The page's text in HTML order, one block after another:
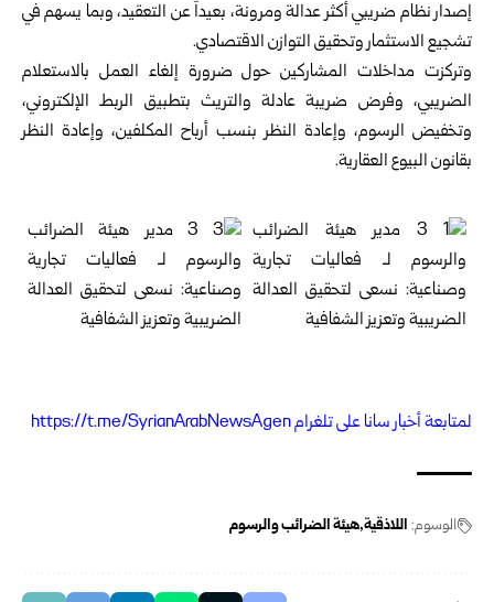
إصدار نظام ضريبي أكثر عدالة ‏ومرونة، بعيداً عن التعقيد، وبما يسهم في
تشجيع الاستثمار وتحقيق التوازن ‏الاقتصادي.‏
وتركزت مداخلات المشاركين حول ضرورة إلغاء العمل بالاستعلام
الضريبي، ‏وفرض ضريبة عادلة والتريث بتطبيق الربط الإلكتروني،
وتخفيض الرسوم، ‏وإعادة النظر بنسب أرباح المكلفين، وإعادة النظر
بقانون البيوع العقارية.‏
لمتابعة أخبار سانا على تلغرام https://t.me/SyrianArabNewsAgen
الوسوم: اللاذقية هيئة الضرائب والرسوم